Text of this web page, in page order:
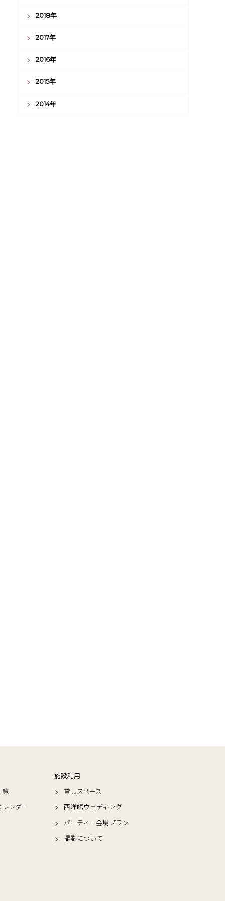
2018年
2017年
2016年
2015年
2014年
覧
ンダー
施設利用
貸しスペース
西洋館ウェディング
パーティー会場プラン
撮影について